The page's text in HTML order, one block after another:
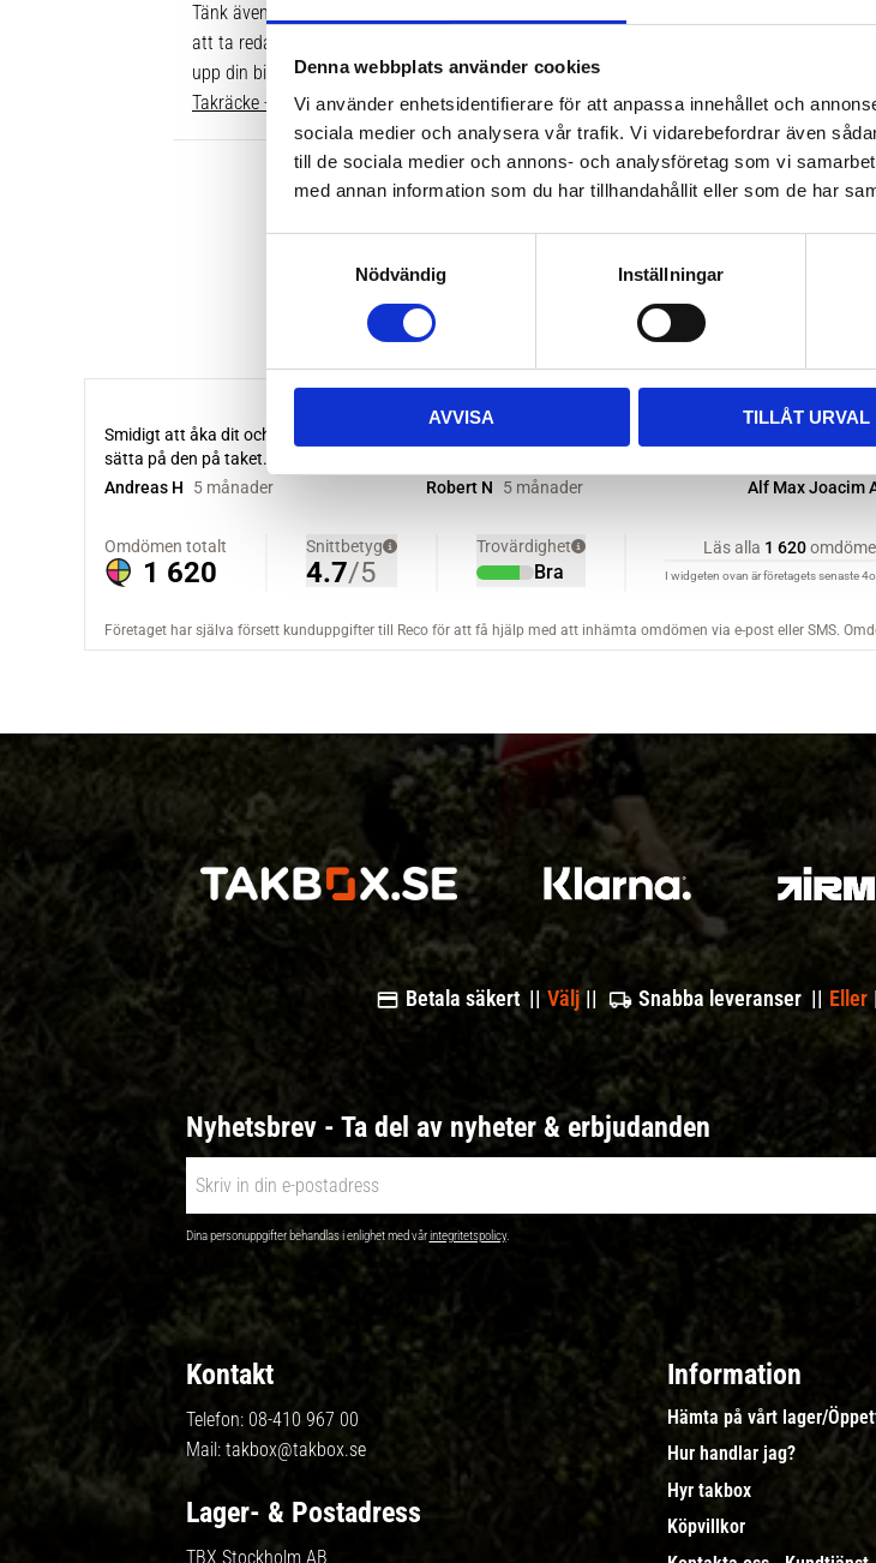
Denna webbplats använder cookies
Vi använder enhetsidentifierare för att anpassa innehållet och
sociala medier och analysera vår trafik. Vi vidarebefordrar även
till de sociala medier och annons- och analysföretag som vi
med annan information som du har tillhandahållit eller som de har
s
Nödvändig Inställningar
AVVISA TILLÅT URVAL
Tänk även på att dina rör över taket behöver vara i rätt längd. Enklaste sättet
att ta reda på vilken längd du ska ha är att gå till våra kompletta paket, leta
upp din bil. Där ser du enkelt vilken längd som passar.
Takräcke - kompletta paket >>
Betala säkert || Välj Snabba leveranser || Eller
Nyhetsbrev - Ta del av nyheter & erbjudanden
Dina personuppgifter behandlas i enlighet med vårintegritetspolicy.
Kontakt
Telefon: 08-410 967 00
Mail: takbox@takbox.se
Lager- & Postadress
TBX Stockholm AB
Information
Hämta på vårt lager/
Hur handlar jag?
Hyr takbox
Köpvillkor